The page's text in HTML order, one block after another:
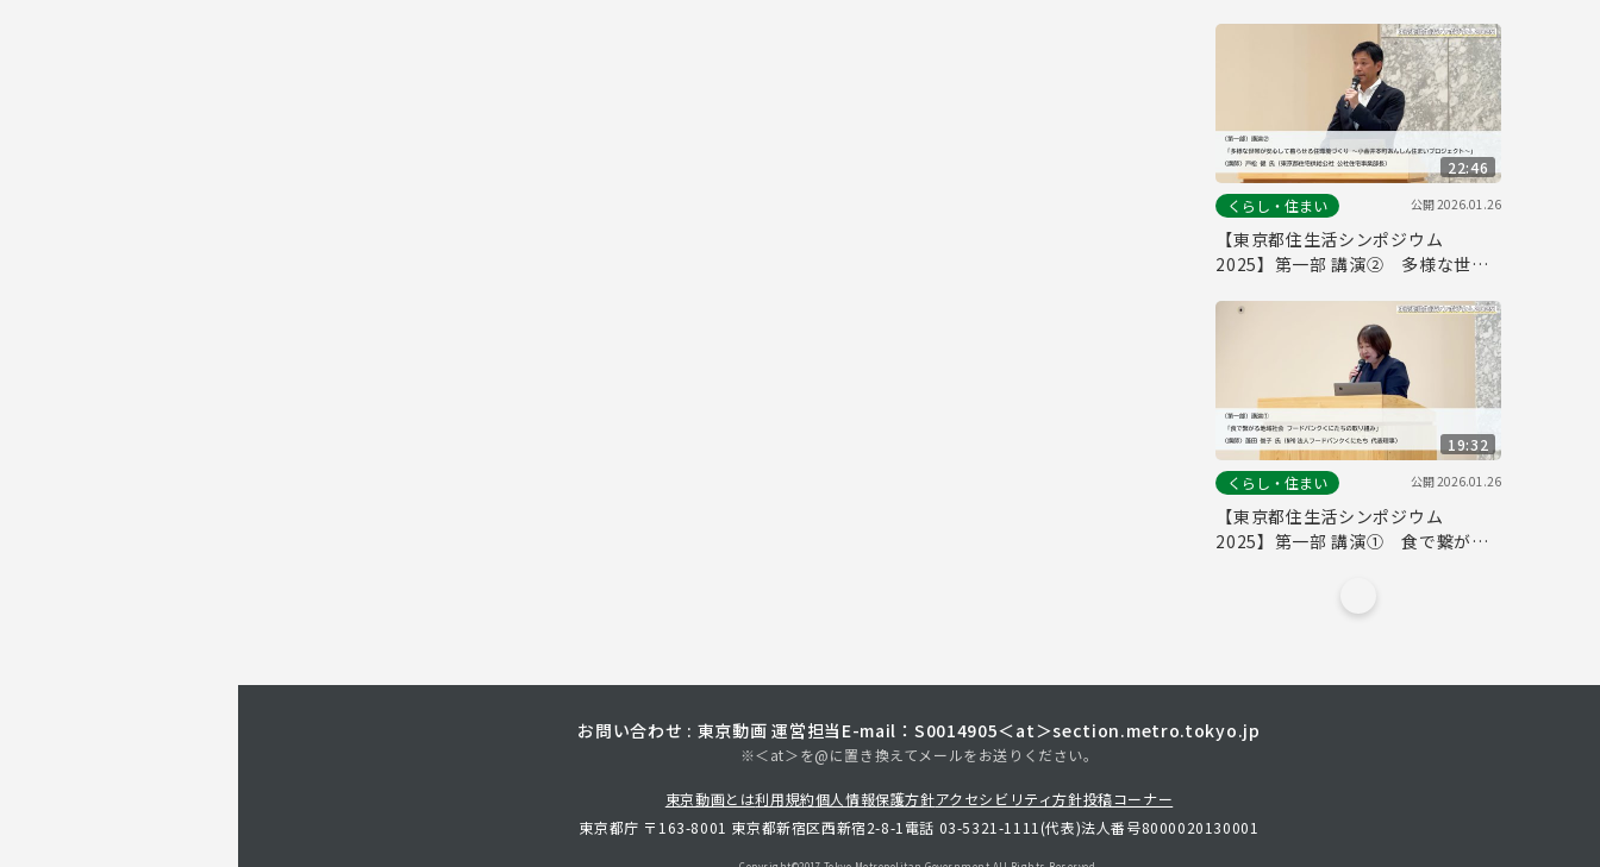
見る住民が輝く街とは？ 江原 亜弥
美 氏（ＳＵＵＭＯ）
22:46
くらし・住まい
公開2026.01.26
【東京都住生活シンポジウム
2025】第一部 講演② 多様な世帯
～小金井本町あんしん住まいプロジ
ェクト～ 戸松 健 氏（東京都住宅
19:32
くらし・住まい
公開2026.01.26
【東京都住生活シンポジウム
2025】第一部 講演① 食で繋がる
ードバンクくにたち）
お問い合わせ : 東京動画 運営担当 E-mail：S0014905＜at＞section.metro.tokyo.jp
※＜at＞を@に置き換えてメールをお送りください。
東京動画とは利用規約個人情報保護方針アクセシビリティ方針投稿コーナー
東京都庁 〒163-8001 東京都新宿区西新宿2-8-1 電話 03-5321-1111(代表)法人番号8000020130001